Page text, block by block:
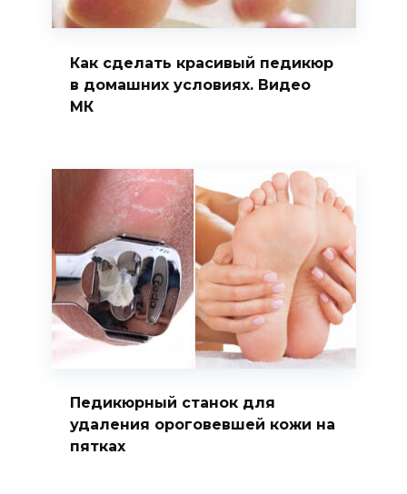
Как сделать красивый педикюр
в домашних условиях. Видео
МК
Педикюрный станок для
удаления ороговевшей кожи на
пятках